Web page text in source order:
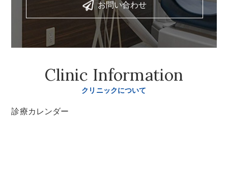
お問い合わせ
Clinic Information
クリニックについて
診療カレンダー